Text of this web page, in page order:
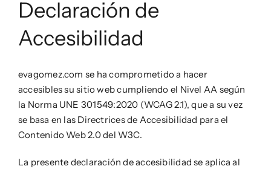
Foto-vídeo
Agenda
Notícies
Botiga
Declaración de
Accesibilidad
evagomez.com se ha comprometido a hacer
accesibles su sitio web cumpliendo el Nivel AA según
la Norma UNE 301549:2020 (WCAG 2.1), que a su vez
se basa en las Directrices de Accesibilidad para el
Contenido Web 2.0 del W3C.
La presente declaración de accesibilidad se aplica al